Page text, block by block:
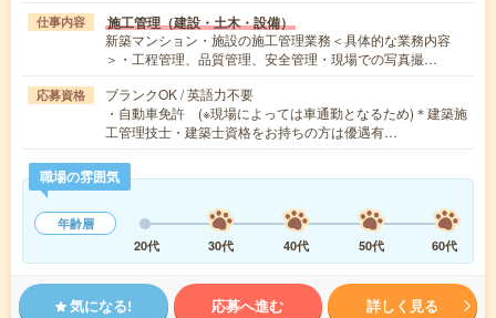
仕事内容 施工管理（建設・土木・設備）
新築マンション・施設の施工管理業務＜具体的な業務内容
＞・工程管理、品質管理、安全管理・現場での写真撮…
応募資格
ブランクOK / 英語力不要
・自動車免許 (※現場によっては車通勤となるため)＊建築施
工管理技士・建築士資格をお持ちの方は優遇有…
職場の雰囲気
年齢層
20代
30代 40代 50代 60代
気になる! 応募へ進む 詳しく見る